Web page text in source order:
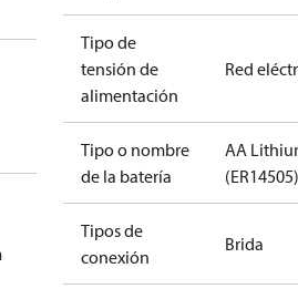
Tipo de
tensión de
alimentación
Red
Tipo o nombre
de la batería
AA
(ER14505)
Tipos de
conexión
Brida